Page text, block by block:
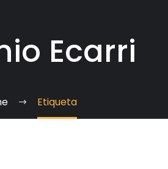
Ecarri
Etiqueta